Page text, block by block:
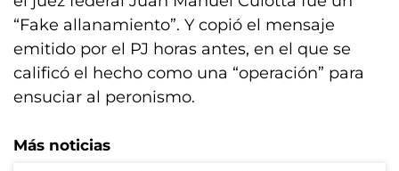
“Fake allanamiento”. Y copió el mensaje
emitido por el PJ horas antes, en el que se
calificó el hecho como una “operación” para
ensuciar al peronismo.
Más noticias